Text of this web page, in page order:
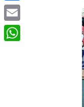
Facebook
Email